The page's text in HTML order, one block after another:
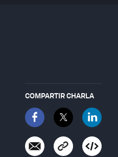
COMPARTIR CHARLA